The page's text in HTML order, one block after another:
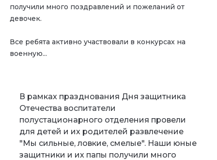
получили много поздравлений и пожеланий от
девочек.
Все ребята активно участвовали в конкурсах на
военную...
В рамках празднования Дня защитника
Отечества воспитатели
полустационарного отделения провели
для детей и их родителей развлечение
"Мы сильные, ловкие, смелые". Наши юные
защитники и их папы получили много